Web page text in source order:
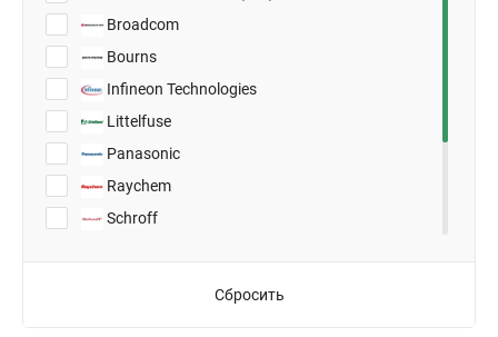
Broadcom
Bourns
Infineon Technologies
Littelfuse
Panasonic
Raychem
Schroff
Сбросить